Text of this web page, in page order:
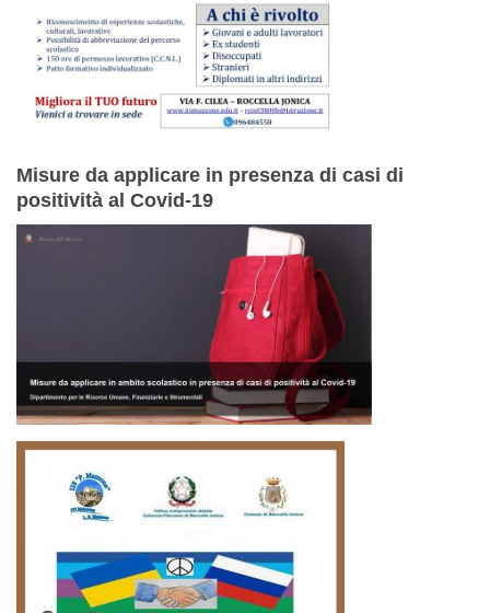
Misure da applicare in presenza di casi di
positività al Covid-19